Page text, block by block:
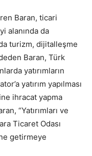
Baran, ticari
alanında da
turizm, dijitalleşme
Baran, Türk
yatırımların
yatırım yapılması
ihracat yapma
“Yatırımları ve
Ticaret Odası
getirmeye